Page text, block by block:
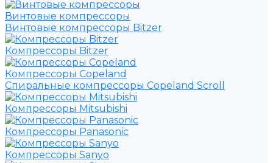
Винтовые компрессоры
Винтовые компрессоры Bitzer
Компрессоры Bitzer
Компрессоры Copeland
Спиральные компрессоры Copeland Scroll
Компрессоры Mitsubishi
Компрессоры Panasonic
Компрессоры Sanyo